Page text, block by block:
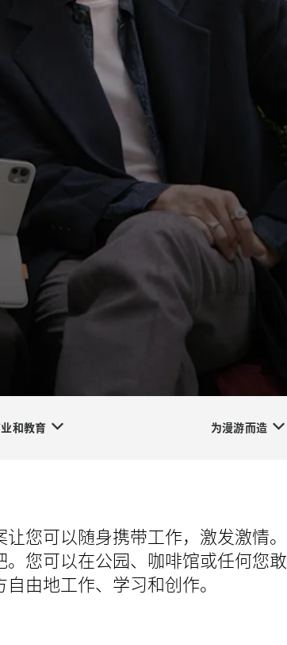
和教育 为漫游而造
您可以随身携带工作，激发激情。
。您可以在公园、咖啡馆或任何您敢
由地工作、学习和创作。